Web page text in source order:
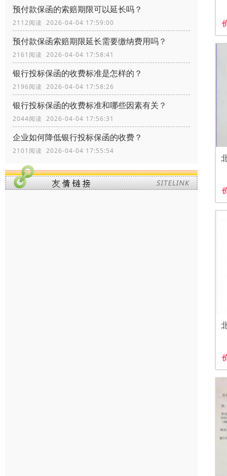
预付款保函的索赔期限可以延长吗？
2112阅读 2026-04-04 17:59:00
预付款保函索赔期限延长需要缴纳费用吗？
2161阅读 2026-04-04 17:58:41
银行投标保函的收费标准是怎样的？
2196阅读 2026-04-04 17:58:26
银行投标保函的收费标准和哪些因素有关？
2044阅读 2026-04-04 17:56:31
企业如何降低银行投标保函的收费？
2101阅读 2026-04-04 17:55:54